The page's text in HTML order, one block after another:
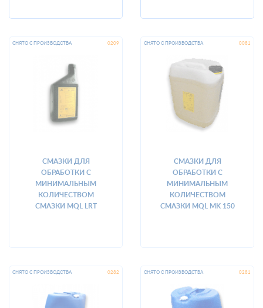
СМАЗКИ ДЛЯ
ОБРАБОТКИ С
МИНИМАЛЬНЫМ
КОЛИЧЕСТВОМ
СМАЗКИ MQL LRT
СМАЗКИ ДЛЯ
ОБРАБОТКИ С
МИНИМАЛЬНЫМ
КОЛИЧЕСТВОМ
СМАЗКИ MQL MK 150